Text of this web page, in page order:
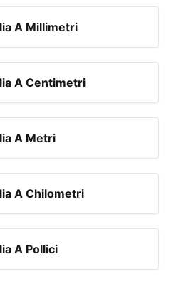
A Millimetri
A Centimetri
A Metri
A Chilometri
A Pollici